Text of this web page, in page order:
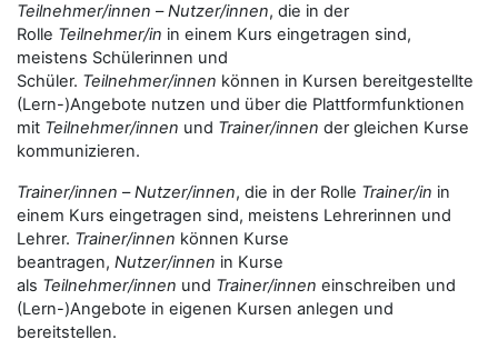
Teilnehmer/innen –Nutzer/innen, die in der
Rolle Teilnehmer/in in einem Kurs eingetragen sind,
meistens Schülerinnen und
Schüler. Teilnehmer/innen können in Kursen bereitgestellte
(Lern-)Angebote nutzen und über die Plattformfunktionen
mit Teilnehmer/innen und Trainer/innen der gleichen Kurse
kommunizieren.
Trainer/innen –Nutzer/innen, die in der Rolle Trainer/in in
einem Kurs eingetragen sind, meistens Lehrerinnen und
Lehrer. Trainer/innen können Kurse
beantragen, Nutzer/innen in Kurse
als Teilnehmer/innen und Trainer/innen einschreiben und
(Lern-)Angebote in eigenen Kursen anlegen und
bereitstellen.